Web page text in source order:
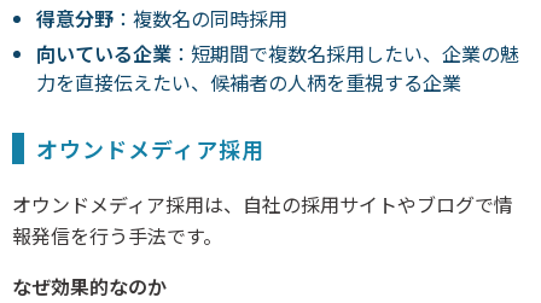
得意分野 ：複数名の同時採用
向いている企業 ：短期間で複数名採用したい、企業の魅
力を直接伝えたい、候補者の人柄を重視する企業
オウンドメディア採用
オウンドメディア採用は、自社の採用サイトやブログで情
報発信を行う手法です。
なぜ効果的なのか